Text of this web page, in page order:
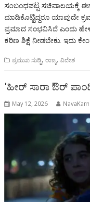
ಸಂಬಂಧಪಟ್ಟ ಸಚಿವಾಲಯಕ್ಕೆ
ಮಾಡಿಕೊಟ್ಟಿದ್ದರೂ ಯಾವುದೇ
ಪ್ರಮಾದ ಸಂಭವಿಸಿದೆ ಎಂದು
ಕಠಿಣ ಶಿಕ್ಷೆ ನೀಡಬೇಕು. ಇದು
ಪ್ರಮುಖ ಸುದ್ದಿ,ರಾಜ್ಯ,ವಿದೇಶ
‘ಹೀರ್ ಸಾರಾ ಔರ್
May 12, 2026